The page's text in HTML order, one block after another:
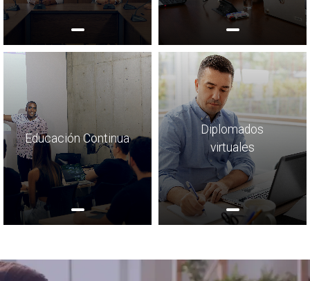
Educación Continua
Diplomados
virtuales